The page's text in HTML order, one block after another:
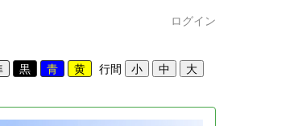
ログイン
行間